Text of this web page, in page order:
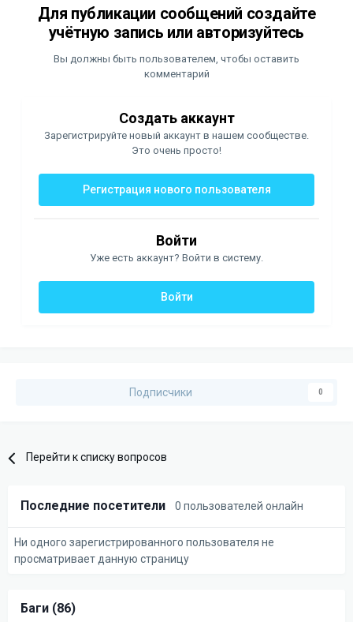
Для публикации сообщений создайте
учётную запись или авторизуйтесь
Вы должны быть пользователем, чтобы оставить
комментарий
Создать аккаунт
Зарегистрируйте новый аккаунт в нашем сообществе.
Это очень просто!
Регистрация нового пользователя
Войти
Уже есть аккаунт? Войти в систему.
Войти
Подписчики 0
Перейти к списку вопросов
Последние посетители 0 пользователей онлайн
Ни одного зарегистрированного пользователя не
просматривает данную страницу
Баги (86)